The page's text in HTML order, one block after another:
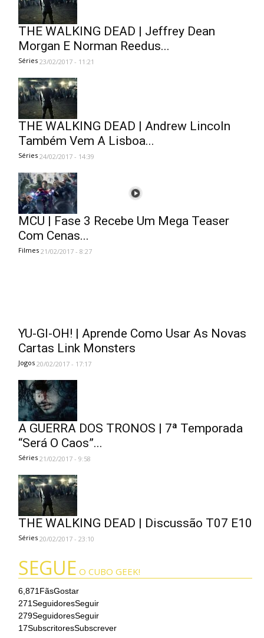
THE WALKING DEAD | Jeffrey Dean
Morgan E Norman Reedus...
Séries 23/02/2017 - 11:21
THE WALKING DEAD | Andrew Lincoln
Também Vem A Lisboa...
Séries 24/02/2017 - 14:39
MCU | Fase 3 Recebe Um Mega Teaser
Com Cenas...
Filmes 21/02/2017 - 8:27
YU-GI-OH! | Aprende Como Usar As Novas
Cartas Link Monsters
Jogos 20/02/2017 - 17:17
A GUERRA DOS TRONOS | 7ª Temporada
“Será O Caos”...
Séries 21/02/2017 - 9:58
THE WALKING DEAD | Discussão T07 E10
Séries 20/02/2017 - 23:10
SEGUE O CUBO GEEK!
6,871 FãsGostar
271SeguidoresSeguir
279SeguidoresSeguir
17SubscritoresSubscrever